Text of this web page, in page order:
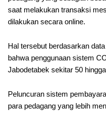
saat melakukan transaksi
dilakukan secara online.
Hal tersebut berdasarkan data
bahwa penggunaan sistem
Jabodetabek sekitar 50
Peluncuran sistem
para pedagang yang lebih